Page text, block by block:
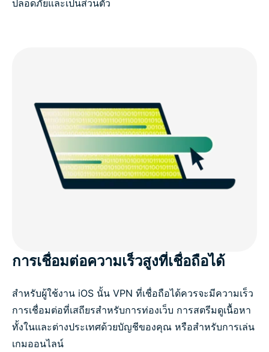
ปลอดภัยและเป็นส่วนตัว
การเชื่อมต่อความเร็วสูงที่เชื่อถือได้
สำหรับผู้ใช้งาน iOS นั้น VPN ที่เชื่อถือได้ควรจะมีความเร็ว
การเชื่อมต่อที่เสถียรสำหรับการท่องเว็บ การสตรีมดูเนื้อหา
ทั้งในและต่างประเทศด้วยบัญชีของคุณ หรือสำหรับการเล่น
เกมออนไลน์